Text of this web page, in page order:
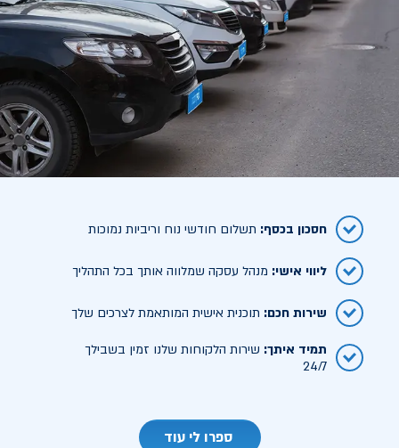
חסכון בכסף: תשלום חודשי נוח וריביות נמוכות
ליווי אישי: מנהל עסקה שמלווה אותך בכל התהליך
שירות חכם: תוכנית אישית המותאמת לצרכים שלך
תמיד איתך: שירות הלקוחות שלנו זמין בשבילך
24/7
ספרו לי עוד